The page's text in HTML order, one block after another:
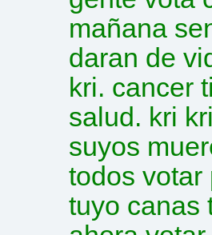
mañana
daran de
kri. cancer
salud. kri
suyos
todos votar
tuyo canas